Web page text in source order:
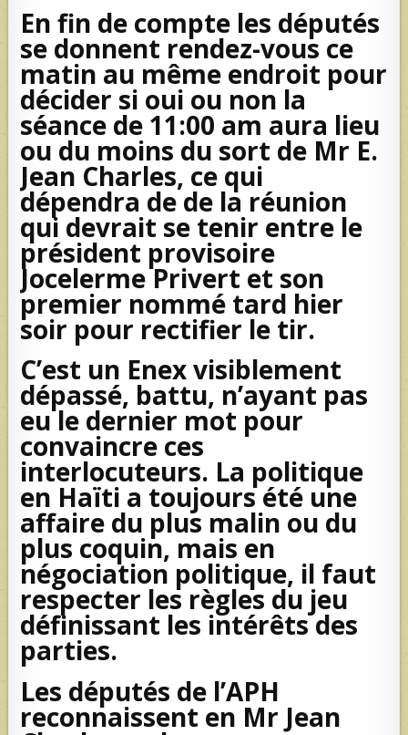
En fin de compte les députés
se donnent rendez-vous ce
matin au même endroit pour
décider si oui ou non la
séance de 11:00 am aura lieu
ou du moins du sort de Mr E.
Jean Charles, ce qui
dépendra de de la réunion
qui devrait se tenir entre le
président provisoire
Jocelerme Privert et son
premier nommé tard hier
soir pour rectifier le tir.
C’est un Enex visiblement
dépassé, battu, n’ayant pas
eu le dernier mot pour
convaincre ces
interlocuteurs. La politique
en Haïti a toujours été une
affaire du plus malin ou du
plus coquin, mais en
négociation politique, il faut
respecter les règles du jeu
définissant les intérêts des
parties.
Les députés de l’APH
reconnaissent en Mr Jean